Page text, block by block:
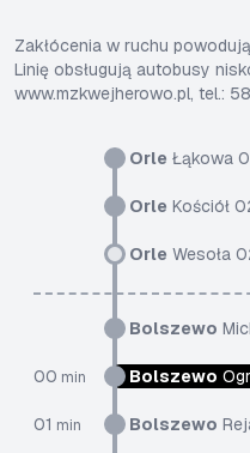
Orle Łąkowa
Orle Kościół
Orle Wesoła
Bolszewo
00 min Bolszewo
01 min Bolszewo
Zakłócenia w ruchu
Linię obsługują autobusy
www.mzkwejherowo.pl, tel.: